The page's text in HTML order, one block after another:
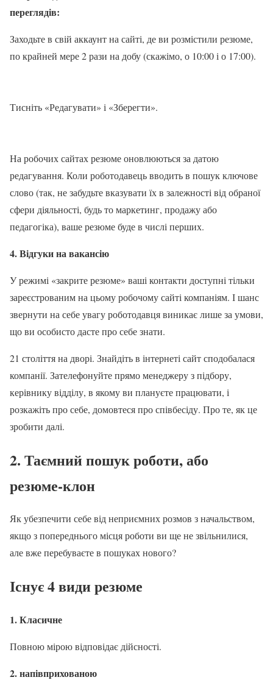
переглядів:
Заходьте в свій аккаунт на сайті, де ви розмістили резюме,
по крайней мере 2 рази на добу (скажімо, о 10:00 і о 17:00).
Тисніть «Редагувати» і «Зберегти».
На робочих сайтах резюме оновлюються за датою
редагування. Коли роботодавець вводить в пошук ключове
слово (так, не забудьте вказувати їх в залежності від обраної
сфери діяльності, будь то маркетинг, продажу або
педагогіка), ваше резюме буде в числі перших.
4. Відгуки на вакансію
У режимі «закрите резюме» ваші контакти доступні тільки
зареєстрованим на цьому робочому сайті компаніям. І шанс
звернути на себе увагу роботодавця виникає лише за умови,
що ви особисто дасте про себе знати.
21 століття на дворі. Знайдіть в інтернеті сайт сподобалася
компанії. Зателефонуйте прямо менеджеру з підбору,
керівнику відділу, в якому ви плануєте працювати, і
розкажіть про себе, домовтеся про співбесіду. Про те, як це
зробити далі.
2. Таємний пошук роботи, або
резюме-клон
Як убезпечити себе від неприємних розмов з начальством,
якщо з попереднього місця роботи ви ще не звільнилися,
але вже перебуваєте в пошуках нового?
Існує 4 види резюме
1. Класичне
Повною мірою відповідає дійсності.
2. напівприхованою